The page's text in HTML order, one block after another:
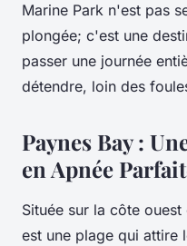
Marine Park n'est pas
plongée; c'est une
passer une journée
détendre, loin des
Paynes Bay :
en Apnée
Située sur la côte
est une plage qui attire